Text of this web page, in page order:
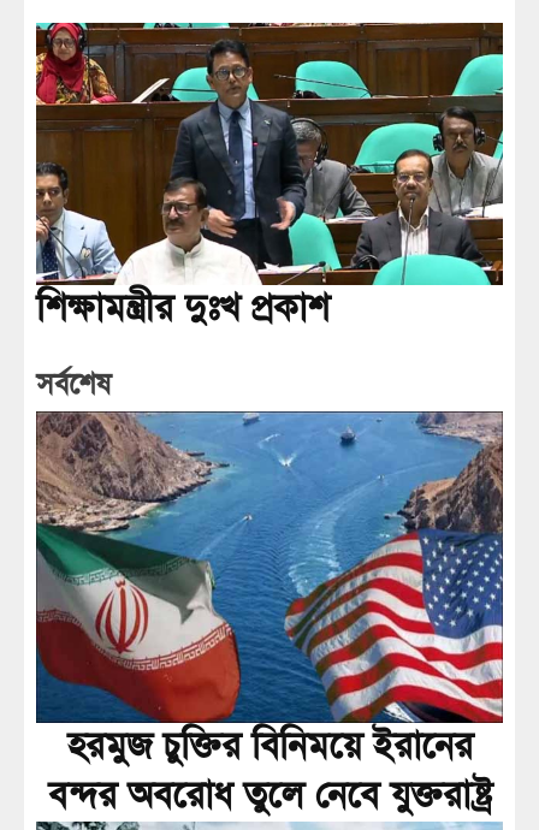
শিক্ষামন্ত্রীর দুঃখ প্রকাশ
সর্বশেষ
হরমুজ চুক্তির বিনিময়ে ইরানের
বন্দর অবরোধ তুলে নেবে যুক্তরাষ্ট্র